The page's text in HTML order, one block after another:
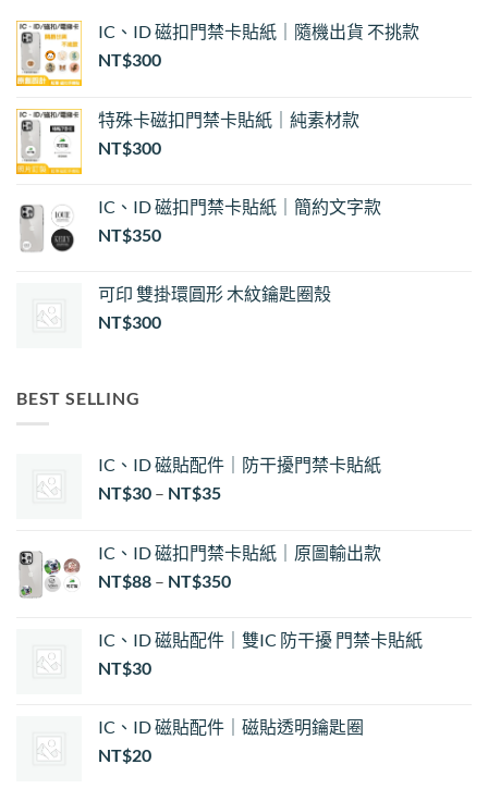
IC、ID 磁扣門禁卡貼紙｜隨機出貨 不挑款
NT$300
特殊卡磁扣門禁卡貼紙｜純素材款
NT$300
IC、ID 磁扣門禁卡貼紙｜簡約文字款
NT$350
可印 雙掛環圓形 木紋鑰匙圈殼
NT$300
BEST SELLING
IC、ID 磁貼配件｜防干擾門禁卡貼紙
NT$30 – NT$35價
圍：
NT$30
NT$35
IC、ID 磁扣門禁卡貼紙｜原圖輸出款
NT$88 – NT$350
IC、ID 磁貼配件｜雙IC 防干擾 門禁卡貼紙
NT$30
IC、ID 磁貼配件｜磁貼透明鑰匙圈
NT$20